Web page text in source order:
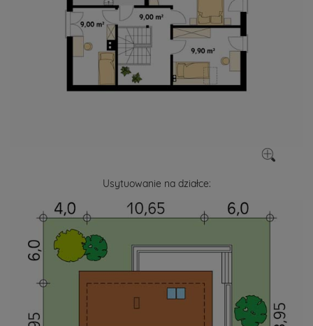
Usytuowanie na działce: